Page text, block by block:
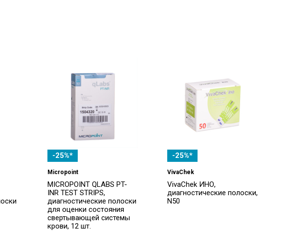
-25%*
Micropoint
MICROPOINT QLABS PT-
INR TEST STRIPS,
диагностические полоски
для оценки состояния
свертывающей системы
крови, 12 шт.
-25%*
VivaChek
VivaChek ИНО,
диагностические полоски,
N50